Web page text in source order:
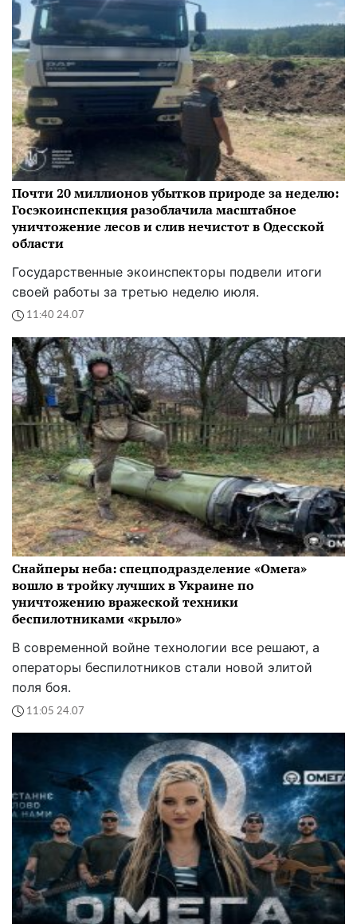
Почти 20 миллионов убытков природе за неделю:
Госэкоинспекция разоблачила масштабное
уничтожение лесов и слив нечистот в Одесской
области
Государственные экоинспекторы подвели итоги
своей работы за третью неделю июля.
11:40 24.07
Снайперы неба: спецподразделение «Омега»
вошло в тройку лучших в Украине по
уничтожению вражеской техники
беспилотниками «крыло»
В современной войне технологии все решают, а
операторы беспилотников стали новой элитой
поля боя.
11:05 24.07